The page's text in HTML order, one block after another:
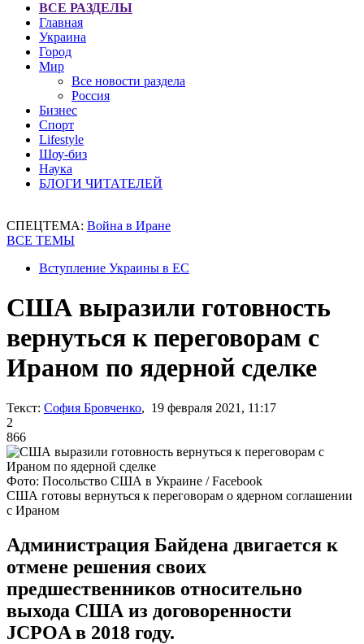
ВСЕ РАЗДЕЛЫ
Главная
Украина
Город
Мир
Все новости раздела
Россия
Бизнес
Спорт
Lifestyle
Шоу-биз
Наука
БЛОГИ ЧИТАТЕЛЕЙ
СПЕЦТЕМА: Война в Иране
ВСЕ ТЕМЫ
Вступление Украины в ЕС
США выразили готовность
вернуться к переговорам с
Ираном по ядерной сделке
Текст: София Бровченко, 19 февраля 2021, 11:17
2
866
Фото: Посольство США в Украине / Facebook
США готовы вернуться к переговорам о ядерном соглашении
с Ираном
Администрация Байдена двигается к
отмене решения своих
предшественников относительно
выхода США из договоренности
JCPOA в 2018 году.